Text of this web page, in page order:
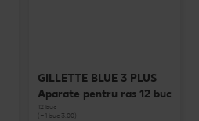
GILLETTE BLUE 3 PLUS
Aparate pentru ras 12 buc
12 buc
(=1 buc 3.00)